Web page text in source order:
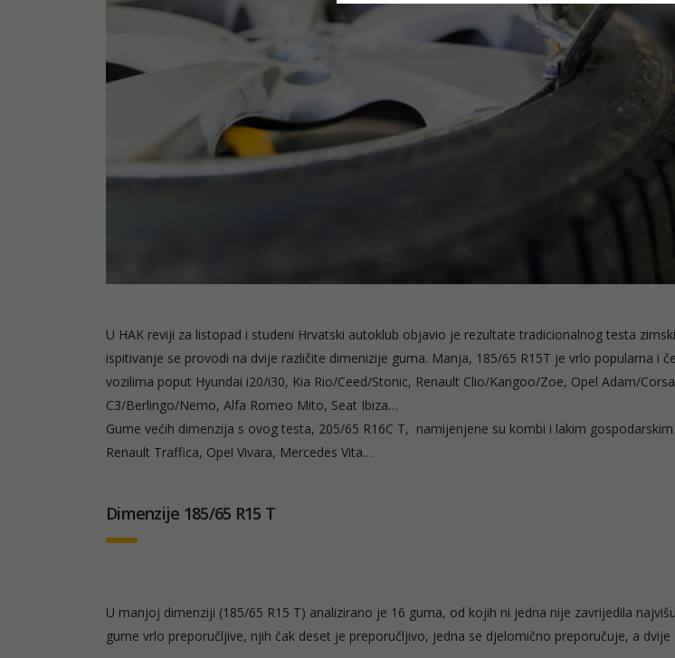
U HAK reviji za listopad i studeni Hrvatski autoklub objavio je rezultate tradicionalnog testa
ispitivanje se provodi na dvije različite dimenizije guma. Manja, 185/65 R15T je vrlo popularna i
vozilima poput Hyundai i20/i30, Kia Rio/Ceed/Stonic, Renault Clio/Kangoo/Zoe, Opel Adam/
C3/Berlingo/Nemo, Alfa Romeo Mito, Seat Ibiza…
Gume većih dimenzija s ovog testa, 205/65 R16C T, namijenjene su kombi i lakim
Renault Traffica, Opel Vivara, Mercedes Vita…
Dimenzije 185/65 R15 T
U manjoj dimenziji (185/65 R15 T) analizirano je 16 guma, od kojih ni jedna nije zavrijedila
gume vrlo preporučljive, njih čak deset je preporučljivo, jedna se djelomično preporučuje, a dvije